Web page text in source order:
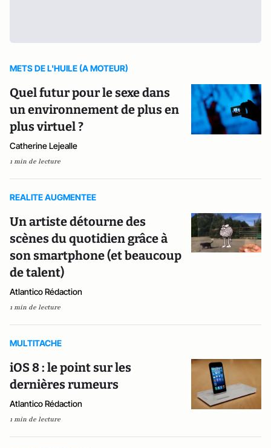
METS DE L'HUILE (A MOTEUR)
Quel futur pour le sexe dans
un environnement de plus en
plus virtuel ?
Catherine Lejealle
1 min de lecture
REALITE AUGMENTEE
Un artiste détourne des
scènes du quotidien grâce à
son smartphone (et beaucoup
de talent)
Atlantico Rédaction
1 min de lecture
MULTITACHE
iOS 8 : le point sur les
dernières rumeurs
Atlantico Rédaction
1 min de lecture